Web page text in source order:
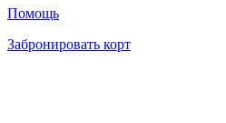
Помощь
Забронировать корт